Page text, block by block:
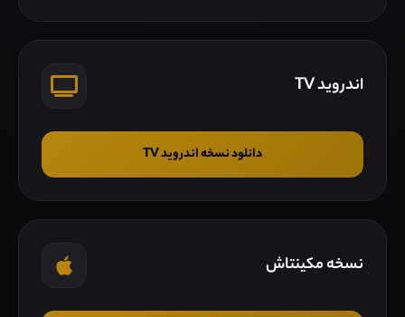
اندروید TV
دانلود نسخه اندروید TV
نسخه مکینتاش